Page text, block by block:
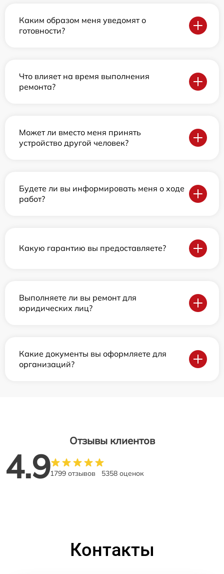
Каким образом меня уведомят о
готовности?
Что влияет на время выполнения
ремонта?
Может ли вместо меня принять
устройство другой человек?
Будете ли вы информировать меня о ходе
работ?
Какую гарантию вы предоставляете?
Выполняете ли вы ремонт для
юридических лиц?
Какие документы вы оформляете для
организаций?
Отзывы клиентов
4.91799 отзывов 5358 оценок
Контакты